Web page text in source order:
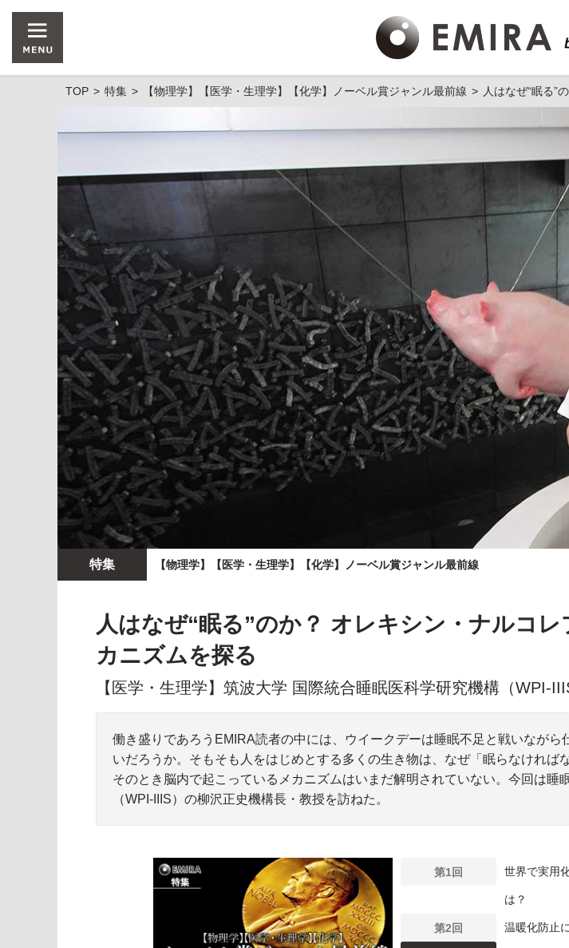
TOP 特集 【物理学】【医学・生理学】【化学】ノーベル賞ジャンル最前線 人はなぜ“眠る”
特集 【物理学】【医学・生理学】【化学】ノーベル賞ジャンル最前線
人はなぜ“眠る”のか？ オレキシン・ナルコ
カニズムを探る
【医学・生理学】筑波大学 国際統合睡眠医科学研究機構（WPI-
働き盛りであろうEMIRA読者の中には、ウイークデーは睡眠不足と戦いなが
いだろうか。そもそも人をはじめとする多くの生き物は、なぜ「眠らなけれ
そのとき脳内で起こっているメカニズムはいまだ解明されていない。今回は
（WPI-IIIS）の柳沢正史機構長・教授を訪ねた。
第1回 世界で実用
は？
第2回 温暖化防止